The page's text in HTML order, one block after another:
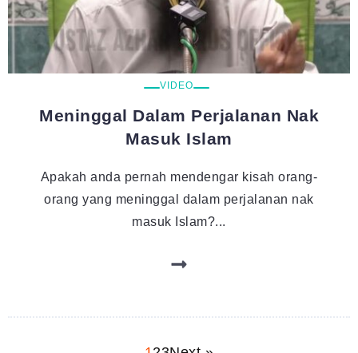
VIDEO
Meninggal Dalam Perjalanan Nak
Masuk Islam
Apakah anda pernah mendengar kisah orang-
orang yang meninggal dalam perjalanan nak
masuk Islam?...